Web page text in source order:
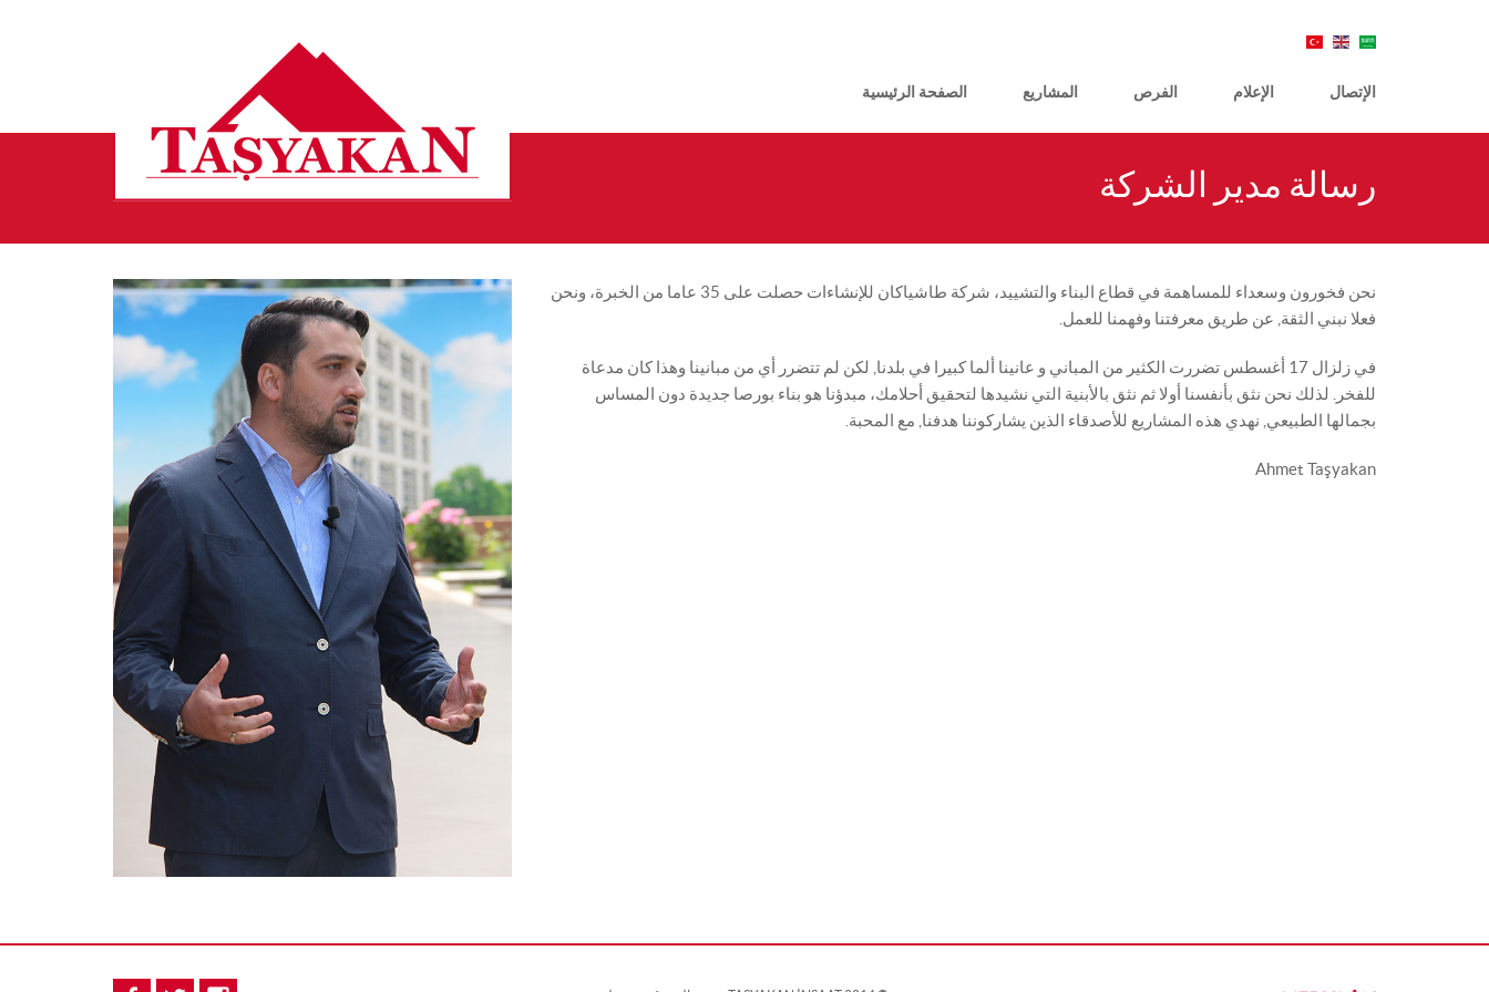
الصفحة الرئيسية المشاريع الفرص الإعلام الإتصال
رسالة مدير الشركة
نحن فخورون وسعداء للمساهمة في قطاع البناء والتشييد، شركة طاشياكان للإنشاءات حصلت على 35 عاما من الخبرة، ونحن
فعلا نبني الثقة, عن طريق معرفتنا وفهمنا للعمل.
في زلزال 17 أغسطس تضررت الكثير من المباني و عانينا ألما كبيرا في بلدنا, لكن لم تتضرر أي من مبانينا وهذا كان مدعاة
للفخر. لذلك نحن نثق بأنفسنا أولا ثم نثق بالأبنية التي نشيدها لتحقيق أحلامك، مبدؤنا هو بناء بورصا جديدة دون المساس
بجمالها الطبيعي, نهدي هذه المشاريع للأصدقاء الذين يشاركوننا هدفنا, مع المحبة.
Ahmet Taşyakan